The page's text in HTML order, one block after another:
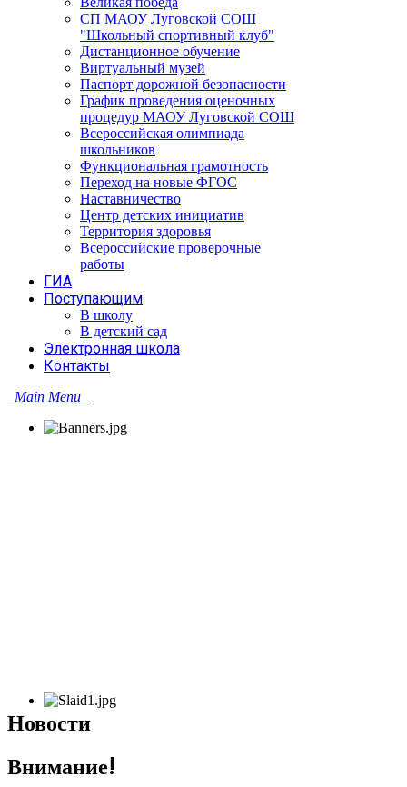
СП МАОУ Луговской СОШ
"Школьный спортивный клуб"
Дистанционное обучение
Виртуальный музей
Паспорт дорожной безопасности
График проведения оценочных
процедур МАОУ Луговской СОШ
Всероссийская олимпиада
школьников
Функциональная грамотность
Переход на новые ФГОС
Наставничество
Центр детских инициатив
Территория здоровья
Всероссийские проверочные
работы
ГИА
Поступающим
В школу
В детский сад
Электронная школа
Контакты
Main Menu
Новости
Внимание!